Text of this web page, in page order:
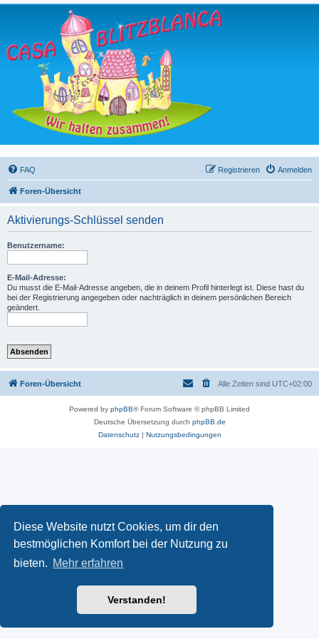
Diese Website nutzt Cookies, um dir den
bestmöglichen Komfort bei der Nutzung zu
bieten. Mehr erfahren
Verstanden!
FAQ Anmelden
Registrieren
Foren-Übersicht
Aktivierungs-Schlüssel senden
Benutzername:
E-Mail-Adresse:
Du musst die E-Mail-Adresse angeben, die in deinem Profil hinterlegt ist. Diese hast du
bei der Registrierung angegeben oder nachträglich in deinem persönlichen Bereich
geändert.
Foren-Übersicht Alle Zeiten sind UTC+02:00
Powered by phpBB® Forum Software © phpBB Limited
Deutsche Übersetzung durch phpBB.de
Datenschutz| Nutzungsbedingungen